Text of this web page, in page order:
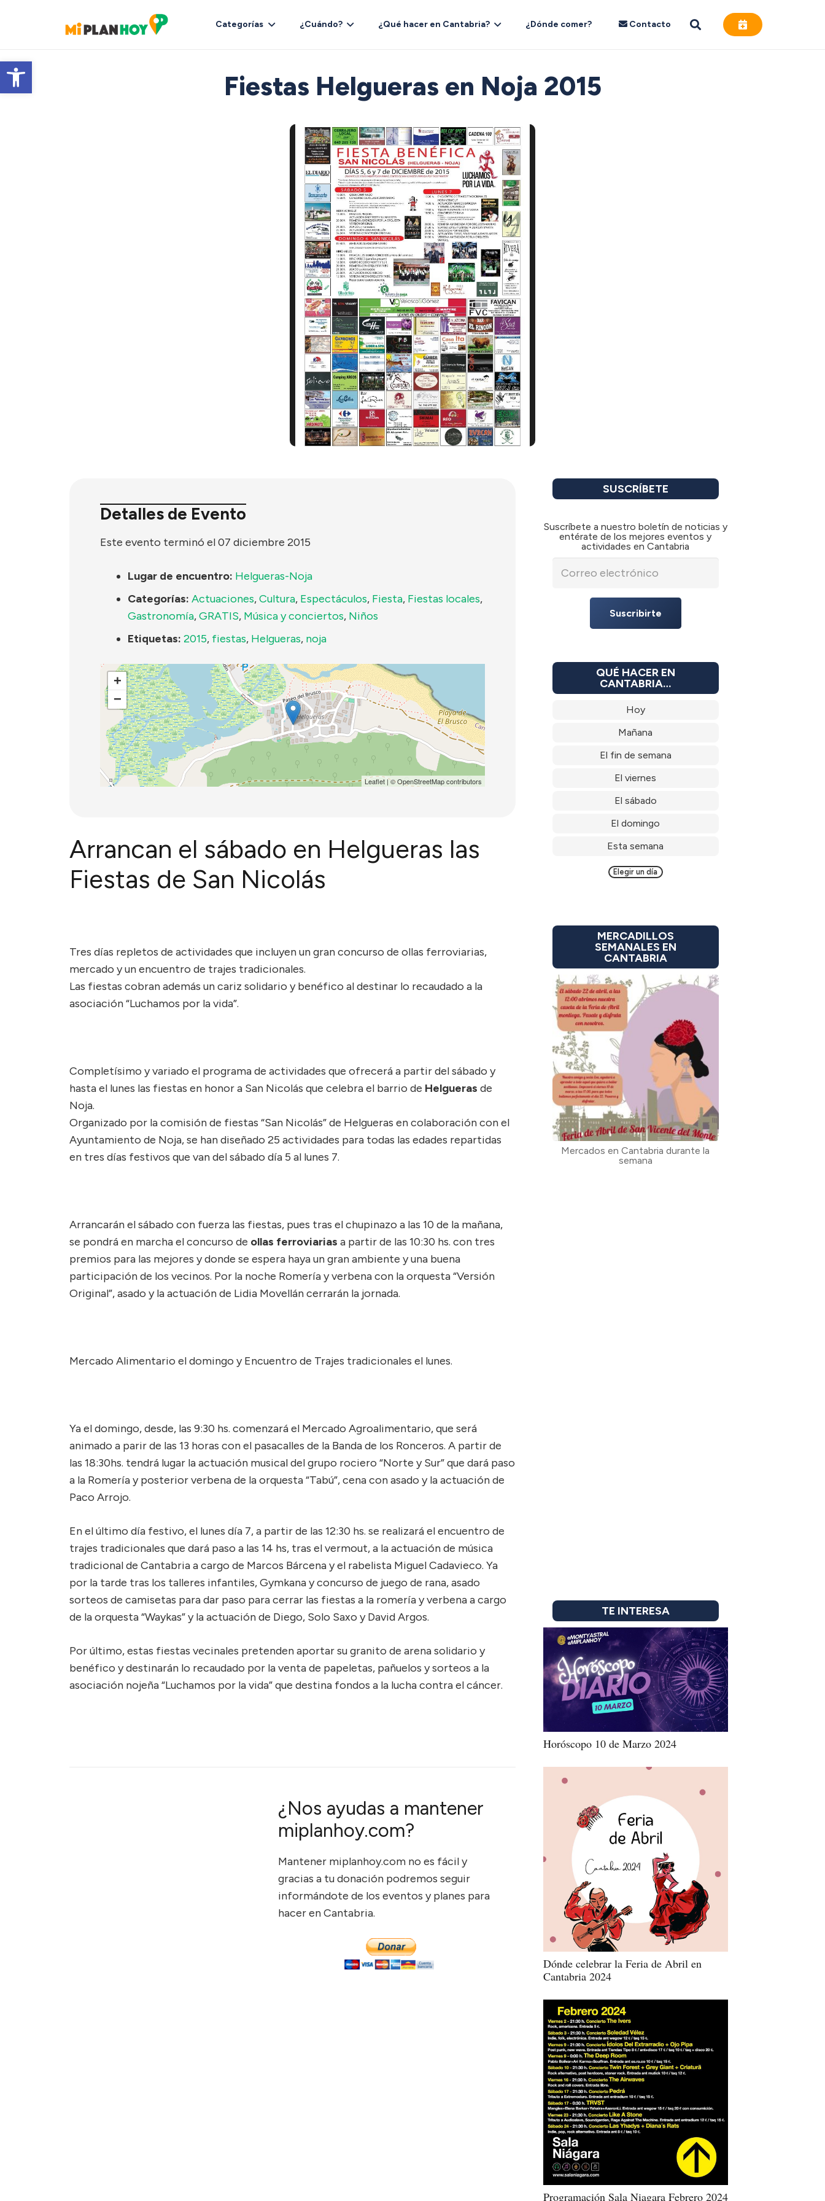
Abrir barra de herramientas
Categorías ¿Cuándo? ¿Qué hacer en Cantabria? ¿Dónde comer? Contacto
Fiestas Helgueras en Noja 2015
Detalles de Evento
Este evento terminó el 07 diciembre 2015
Lugar de encuentro: Helgueras-Noja
Categorías: Actuaciones,Cultura, Espectáculos, Fiesta, Fiestas locales,
Gastronomía,GRATIS, Música y conciertos, Niños
Etiquetas: 2015, fiestas, Helgueras, noja
+
−
Leaflet| ©OpenStreetMapcontributors
Arrancan el sábado en Helgueras las
Fiestas de San Nicolás
Tres días repletos de actividades que incluyen un gran concurso de ollas ferroviarias,
mercado y un encuentro de trajes tradicionales.
Las fiestas cobran además un cariz solidario y benéfico al destinar lo recaudado a la
asociación “Luchamos por la vida”.
Completísimo y variado el programa de actividades que ofrecerá a partir del sábado y
hasta el lunes las fiestas en honor a San Nicolás que celebra el barrio de Helgueras de
Noja.
Organizado por la comisión de fiestas “San Nicolás” de Helgueras en colaboración con el
Ayuntamiento de Noja, se han diseñado 25 actividades para todas las edades repartidas
en tres días festivos que van del sábado día 5 al lunes 7.
Arrancarán el sábado con fuerza las fiestas, pues tras el chupinazo a las 10 de la mañana,
se pondrá en marcha el concurso de ollas ferroviarias a partir de las 10:30 hs. con tres
premios para las mejores y donde se espera haya un gran ambiente y una buena
participación de los vecinos. Por la noche Romería y verbena con la orquesta “Versión
Original”, asado y la actuación de Lidia Movellán cerrarán la jornada.
Mercado Alimentario el domingo y Encuentro de Trajes tradicionales el lunes.
Ya el domingo, desde, las 9:30 hs. comenzará el Mercado Agroalimentario, que será
animado a parir de las 13 horas con el pasacalles de la Banda de los Ronceros. A partir de
las 18:30hs. tendrá lugar la actuación musical del grupo rociero “Norte y Sur” que dará paso
a la Romería y posterior verbena de la orquesta “Tabú”, cena con asado y la actuación de
Paco Arrojo.
En el último día festivo, el lunes día 7, a partir de las 12:30 hs. se realizará el encuentro de
trajes tradicionales que dará paso a las 14 hs, tras el vermout, a la actuación de música
tradicional de Cantabria a cargo de Marcos Bárcena y el rabelista Miguel Cadavieco. Ya
por la tarde tras los talleres infantiles, Gymkana y concurso de juego de rana, asado
sorteos de camisetas para dar paso para cerrar las fiestas a la romería y verbena a cargo
de la orquesta “Waykas” y la actuación de Diego, Solo Saxo y David Argos.
Por último, estas fiestas vecinales pretenden aportar su granito de arena solidario y
benéfico y destinarán lo recaudado por la venta de papeletas, pañuelos y sorteos a la
asociación nojeña “Luchamos por la vida” que destina fondos a la lucha contra el cáncer.
¿Nos ayudas a mantener
miplanhoy.com?
Mantener miplanhoy.com no es fácil y
gracias a tu donación podremos seguir
informándote de los eventos y planes para
hacer en Cantabria.
SUSCRÍBETE
Suscríbete a nuestro boletín de noticias y
entérate de los mejores eventos y
actividades en Cantabria
Suscribirte
QUÉ HACER EN
CANTABRIA…
Hoy
Mañana
El fin de semana
El viernes
El sábado
El domingo
Esta semana
Elegir un día
MERCADILLOS
SEMANALES EN
CANTABRIA
Mercados en Cantabria durante la
semana
TE INTERESA
Horóscopo 10 de Marzo 2024
Dónde celebrar la Feria de Abril en
Cantabria 2024
Programación Sala Niagara Febrero 2024